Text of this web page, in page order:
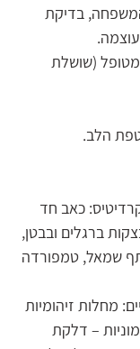
בדיקת
(שושלת
כאב חד
ברגלים ובבטן,
שמאל, טמפורדה
מחלות זיהומיות
– דלקת